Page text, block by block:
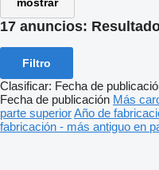
17 anuncios:
Filtro
Clasificar: Fecha de
Fecha de publicación Más
parte superiorAño de
fabricación - más antiguo en